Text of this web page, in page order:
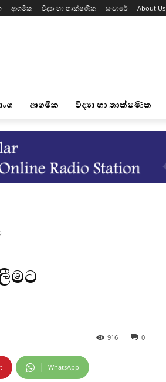
ආගමික විද්‍යා හා තාක්ෂණික සංචාරේ About Us
ආගමික විද්‍යා හා තාක්ෂණික
0
916
WhatsApp